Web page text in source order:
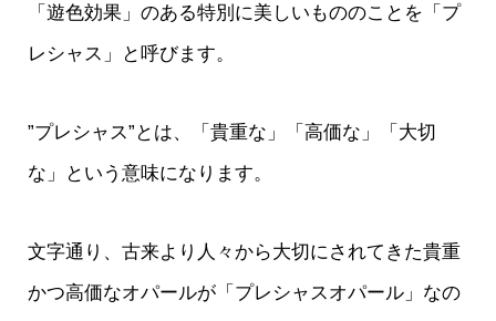
「遊色効果」のある特別に美しいもののことを「プ
レシャス」と呼びます。
”プレシャス”とは、「貴重な」「高価な」「大切
な」という意味になります。
文字通り、古来より人々から大切にされてきた貴重
かつ高価なオパールが「プレシャスオパール」なの